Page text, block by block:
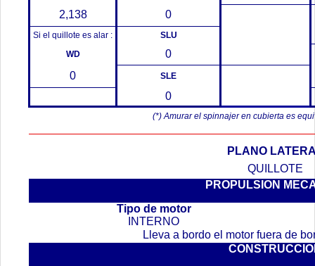
2,138
0
Si el quillote es alar :
SLU
WD
0
0
SLE
0
(*) Amurar el spinnajer en cubierta es
PLANO
QUILLOTE
PROPULSION
Tipo de motor
INTERNO
Lleva a bordo el motor fuera de